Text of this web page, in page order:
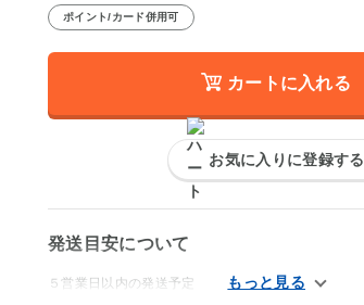
ポイント/カード併用可
カートに入れる
お気に入りに登録する
発送目安について
５営業日以内の発送予定